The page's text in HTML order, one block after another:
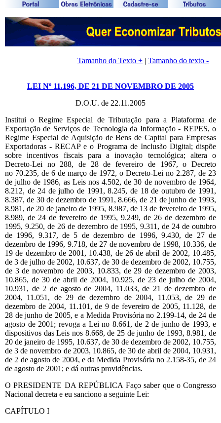
Tamanho do Texto + | Tamanho do texto -
LEI Nº 11.196, DE 21 DE NOVEMBRO DE 2005
D.O.U. de 22.11.2005
Institui o Regime Especial de Tributação para a Plataforma de
Exportação de Serviços de Tecnologia da Informação - REPES, o
Regime Especial de Aquisição de Bens de Capital para Empresas
Exportadoras - RECAP e o Programa de Inclusão Digital; dispõe
sobre incentivos fiscais para a inovação tecnológica; altera o
Decreto-Lei no 288, de 28 de fevereiro de 1967, o Decreto
no 70.235, de 6 de março de 1972, o Decreto-Lei no 2.287, de 23
de julho de 1986, as Leis nos 4.502, de 30 de novembro de 1964,
8.212, de 24 de julho de 1991, 8.245, de 18 de outubro de 1991,
8.387, de 30 de dezembro de 1991, 8.666, de 21 de junho de 1993,
8.981, de 20 de janeiro de 1995, 8.987, de 13 de fevereiro de 1995,
8.989, de 24 de fevereiro de 1995, 9.249, de 26 de dezembro de
1995, 9.250, de 26 de dezembro de 1995, 9.311, de 24 de outubro
de 1996, 9.317, de 5 de dezembro de 1996, 9.430, de 27 de
dezembro de 1996, 9.718, de 27 de novembro de 1998, 10.336, de
19 de dezembro de 2001, 10.438, de 26 de abril de 2002, 10.485,
de 3 de julho de 2002, 10.637, de 30 de dezembro de 2002, 10.755,
de 3 de novembro de 2003, 10.833, de 29 de dezembro de 2003,
10.865, de 30 de abril de 2004, 10.925, de 23 de julho de 2004,
10.931, de 2 de agosto de 2004, 11.033, de 21 de dezembro de
2004, 11.051, de 29 de dezembro de 2004, 11.053, de 29 de
dezembro de 2004, 11.101, de 9 de fevereiro de 2005, 11.128, de
28 de junho de 2005, e a Medida Provisória no 2.199-14, de 24 de
agosto de 2001; revoga a Lei no 8.661, de 2 de junho de 1993, e
dispositivos das Leis nos 8.668, de 25 de junho de 1993, 8.981, de
20 de janeiro de 1995, 10.637, de 30 de dezembro de 2002, 10.755,
de 3 de novembro de 2003, 10.865, de 30 de abril de 2004, 10.931,
de 2 de agosto de 2004, e da Medida Provisória no 2.158-35, de 24
de agosto de 2001; e dá outras providências.
O PRESIDENTE DA REPÚBLICA Faço saber que o Congresso
Nacional decreta e eu sanciono a seguinte Lei:
CAPÍTULO I